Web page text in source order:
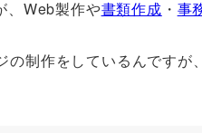
、Web製作や書類作成 ・ 事
制作をしているんですが、